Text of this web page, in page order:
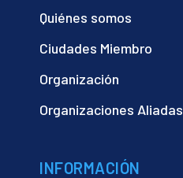
Quiénes somos
Ciudades Miembro
Organización
Organizaciones Aliadas
INFORMACIÓN